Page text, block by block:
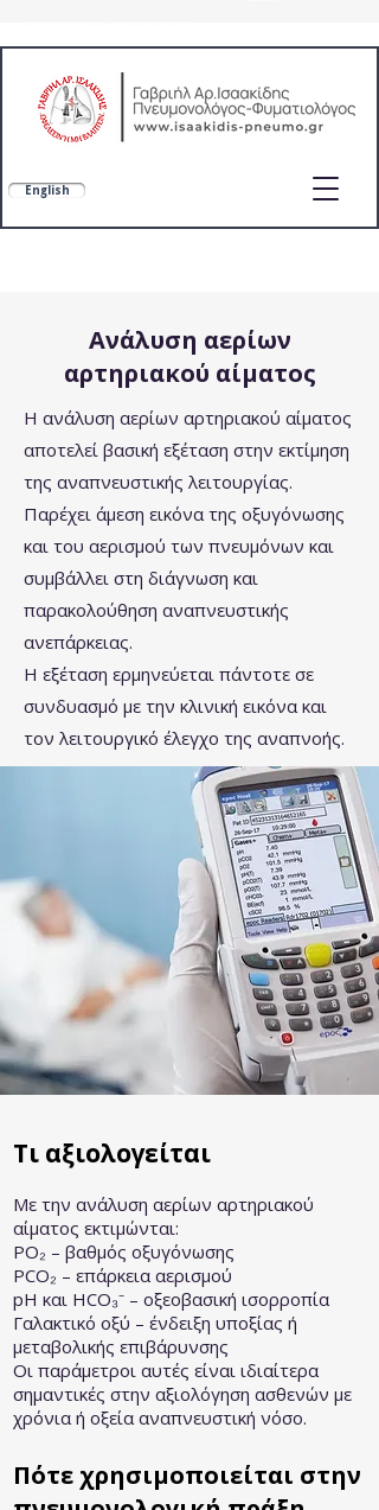
English
Ανάλυση αερίων
αρτηριακού αίματος
Η ανάλυση αερίων αρτηριακού αίματος
αποτελεί βασική εξέταση στην εκτίμηση
της αναπνευστικής λειτουργίας.
Παρέχει άμεση εικόνα της οξυγόνωσης
και του αερισμού των πνευμόνων και
συμβάλλει στη διάγνωση και
παρακολούθηση αναπνευστικής
ανεπάρκειας.
Η εξέταση ερμηνεύεται πάντοτε σε
συνδυασμό με την κλινική εικόνα και
τον λειτουργικό έλεγχο της αναπνοής.
Τι αξιολογείται
Με την ανάλυση αερίων αρτηριακού
αίματος εκτιμώνται:
PO₂ – βαθμός οξυγόνωσης
PCO₂ – επάρκεια αερισμού
pH και HCO₃⁻ – οξεοβασική ισορροπία
Γαλακτικό οξύ – ένδειξη υποξίας ή
μεταβολικής επιβάρυνσης
Οι παράμετροι αυτές είναι ιδιαίτερα
σημαντικές στην αξιολόγηση ασθενών με
χρόνια ή οξεία αναπνευστική νόσο.
Πότε χρησιμοποιείται στην